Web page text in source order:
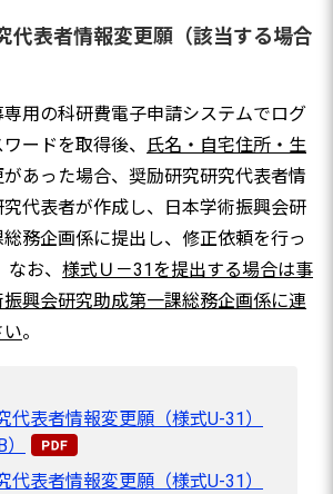
代表者情報変更願（該当する場合
用の科研費電子申請システムでログ
ードを取得後、 氏名・自宅住所・生
があった場合、奨励研究研究代表者情
代表者が作成し、日本学術振興会研
務企画係に提出し、修正依頼を行っ
お、 様式Ｕ－31を提出する場合は事
興会研究助成第一課総務企画係に連
。
代表者情報変更願（様式U-31）
代表者情報変更願（様式U-31）